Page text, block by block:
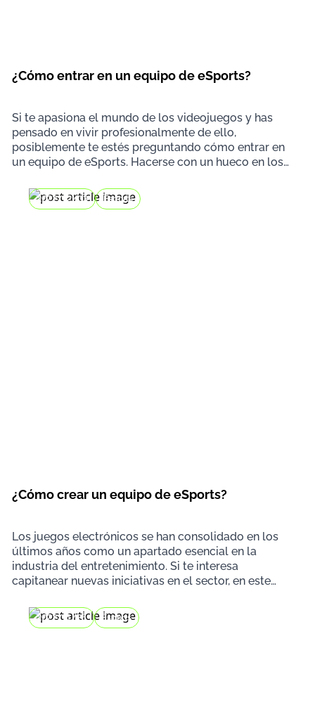
¿Cómo entrar en un equipo de eSports?
Si te apasiona el mundo de los videojuegos y has
pensado en vivir profesionalmente de ello,
posiblemente te estés preguntando cómo entrar en
un equipo de eSports. Hacerse con un hueco en los
2022/12/03 Esports
¿Cómo crear un equipo de eSports?
Los juegos electrónicos se han consolidado en los
últimos años como un apartado esencial en la
industria del entretenimiento. Si te interesa
capitanear nuevas iniciativas en el sector, en este
2022/11/25 Esports